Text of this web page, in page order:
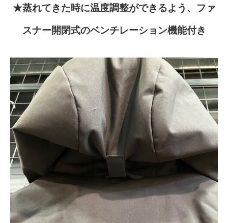
★蒸れてきた時に温度調整ができるよう、ファ
スナー開閉式のベンチレーション機能付き